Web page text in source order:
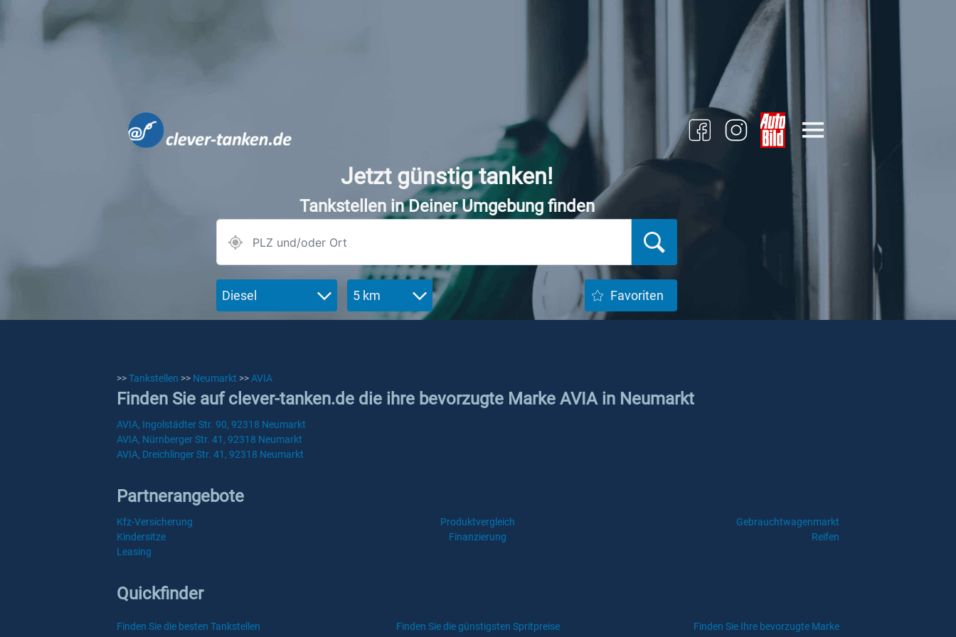
Jetzt günstig tanken!
Tankstellen in Deiner Umgebung finden
Diesel 5 km Favoriten
>>Tankstellen >> Neumarkt >>AVIA
Finden Sie auf clever-tanken.de die ihre bevorzugte Marke AVIA in Neumarkt
AVIA, Ingolstädter Str. 90, 92318 Neumarkt
AVIA, Nürnberger Str. 41, 92318 Neumarkt
AVIA, Dreichlinger Str. 41, 92318 Neumarkt
Partnerangebote
Kfz-Versicherung Produktvergleich
Gebrauchtwagenmarkt
Kindersitze
Finanzierung
Reifen
Leasing
Quickfinder
Finden Sie die besten Tankstellen Finden Sie die günstigsten Spritpreise Finden Sie Ihre bevorzugte Marke